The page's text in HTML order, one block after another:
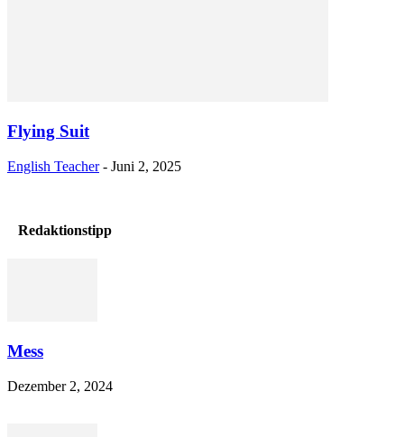
Flying Suit
English Teacher - Juni 2, 2025
Redaktionstipp
Mess
Dezember 2, 2024